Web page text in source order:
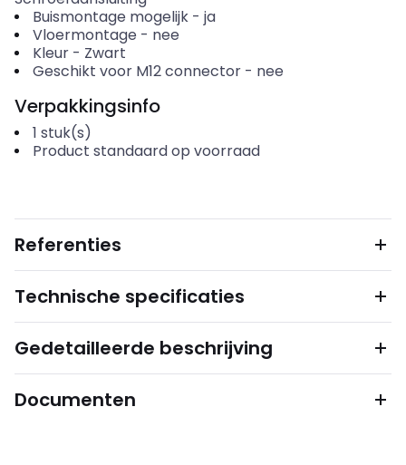
Buismontage mogelijk- ja
Vloermontage - nee
Kleur- Zwart
Geschikt voor M12 connector- nee
Verpakkingsinfo
1 stuk(s)
Product standaard op voorraad
Referenties
Technische specificaties
Gedetailleerde beschrijving
Documenten